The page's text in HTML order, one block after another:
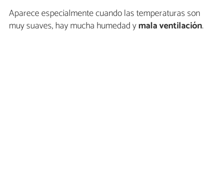
Aparece especialmente cuando las temperaturas son
muy suaves, hay mucha humedad ymala ventilación.